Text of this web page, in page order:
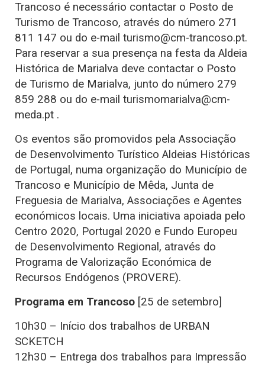
Trancoso é necessário contactar o Posto de
Turismo de Trancoso, através do número 271
811 147 ou do e-mail turismo@cm-trancoso.pt.
Para reservar a sua presença na festa da Aldeia
Histórica de Marialva deve contactar o Posto
de Turismo de Marialva, junto do número 279
859 288 ou do e-mail turismomarialva@cm-
meda.pt .
Os eventos são promovidos pela Associação
de Desenvolvimento Turístico Aldeias Históricas
de Portugal, numa organização do Município de
Trancoso e Município de Mêda, Junta de
Freguesia de Marialva, Associações e Agentes
económicos locais. Uma iniciativa apoiada pelo
Centro 2020, Portugal 2020 e Fundo Europeu
de Desenvolvimento Regional, através do
Programa de Valorização Económica de
Recursos Endógenos (PROVERE).
Programa em Trancoso [25 de setembro]
10h30 – Início dos trabalhos de URBAN
SCKETCH
12h30 – Entrega dos trabalhos para Impressão